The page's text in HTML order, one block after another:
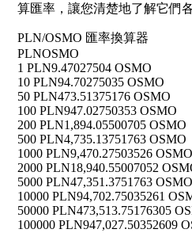
算匯率，讓您清楚地了解它們
PLN/OSMO 匯率換算器
PLNOSMO
1 PLN9.47027504 OSMO
10 PLN94.70275035 OSMO
50 PLN473.51375176 OSMO
100 PLN947.02750353 OSMO
200 PLN1,894.05500705 OSMO
500 PLN4,735.13751763 OSMO
1000 PLN9,470.27503526 OSMO
2000 PLN18,940.55007052
5000 PLN47,351.3751763 OSMO
10000 PLN94,702.75035261
50000 PLN473,513.75176305
100000 PLN947,027.50352609